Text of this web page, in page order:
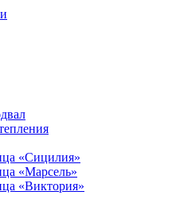
«Сицилия»
«Марсель»
«Виктория»